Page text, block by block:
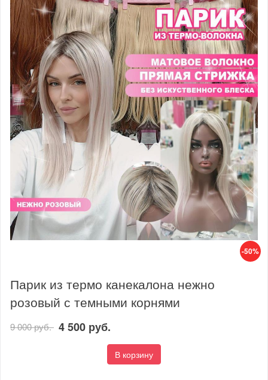
-50%
Парик из термо канекалона нежно
розовый с темными корнями
9 000 руб. 4 500 руб.
В корзину